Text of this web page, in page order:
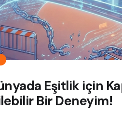
Eşitlik için
Bir Deneyim!